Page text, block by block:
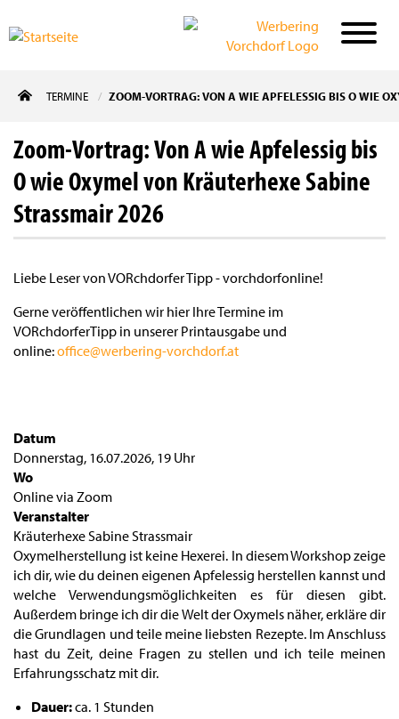
zum
TERMINE ZOOM-VORTRAG: VON A WIE APFELESSIG BIS O WIE
Zoom-Vortrag: Von A wie Apfelessig bis
O wie Oxymel von Kräuterhexe Sabine
Strassmair 2026
Liebe Leser von VORchdorfer Tipp - vorchdorfonline!
Gerne veröffentlichen wir hier Ihre Termine im
VORchdorferTipp in unserer Printausgabe und
online:office@werbering-vorchdorf.at
Datum
Donnerstag, 16.07.2026, 19 Uhr
Wo
Online via Zoom
Veranstalter
Kräuterhexe Sabine Strassmair
Oxymelherstellung ist keine Hexerei. In diesem Workshop zeige
ich dir, wie du deinen eigenen Apfelessig herstellen kannst und
welche Verwendungsmöglichkeiten es für diesen gibt.
Außerdem bringe ich dir die Welt der Oxymels näher, erkläre dir
die Grundlagen und teile meine liebsten Rezepte. Im Anschluss
hast du Zeit, deine Fragen zu stellen und ich teile meinen
Erfahrungsschatz mit dir.
Dauer:ca. 1 Stunden